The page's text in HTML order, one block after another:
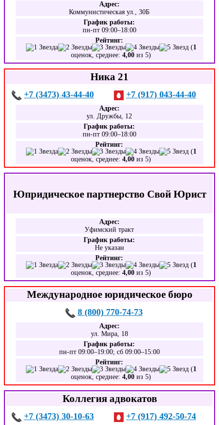
Адрес:
Коммунистическая ул., 30Б
График работы:
пн-пт 09:00–18:00
Рейтинг:
(1
оценок, среднее:4,00 из 5)
Ника 21
+7 (3473) 43-44-40 +7 (917) 043-44-40
Адрес:
ул. Дружбы, 12
График работы:
пн-пт 09:00–18:00
Рейтинг:
(1
оценок, среднее:4,00 из 5)
Юпридическое партнерство Свой Юрист
Адрес:
Уфимский тракт
График работы:
Не указан
Рейтинг:
(1
оценок, среднее:4,00 из 5)
Международное юридическое бюро
8 (800) 770-74-73
Адрес:
ул. Мира, 18
График работы:
пн-пт 09:00–19:00; сб 09:00–15:00
Рейтинг:
(1
оценок, среднее:4,00 из 5)
Коллегия адвокатов
+7 (3473) 30-10-63 +7 (917) 492-50-74